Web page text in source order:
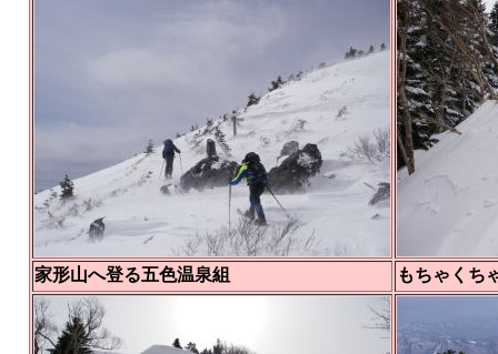
家形山へ登る五色温泉組 もちゃくち